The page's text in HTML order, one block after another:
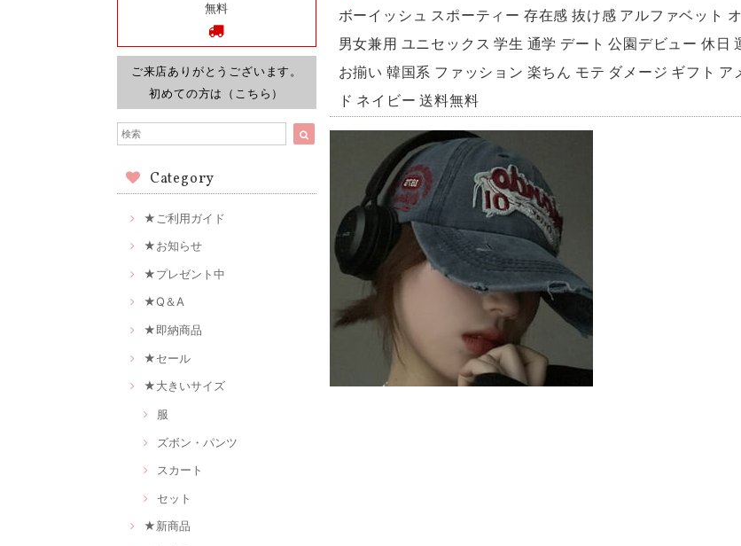
無料
ご来店ありがとうございます。
初めての方は（こちら）
Category
★ご利用ガイド
★お知らせ
★プレゼント中
★Q＆A
★即納商品
★セール
★大きいサイズ
服
ズボン・パンツ
スカート
セット
★新商品
ボーイッシュ スポーティー 存在感 抜け感 アルファベット
男女兼用 ユニセックス 学生 通学 デート 公園デビュー 休
お揃い 韓国系 ファッション 楽ちん モテ ダメージ ギフト
ド ネイビー 送料無料